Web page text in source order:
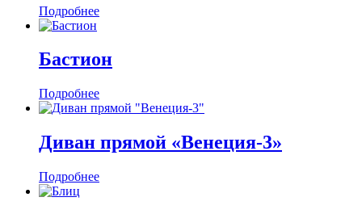
Подробнее
Бастион
Подробнее
Диван прямой «Венеция-3»
Подробнее